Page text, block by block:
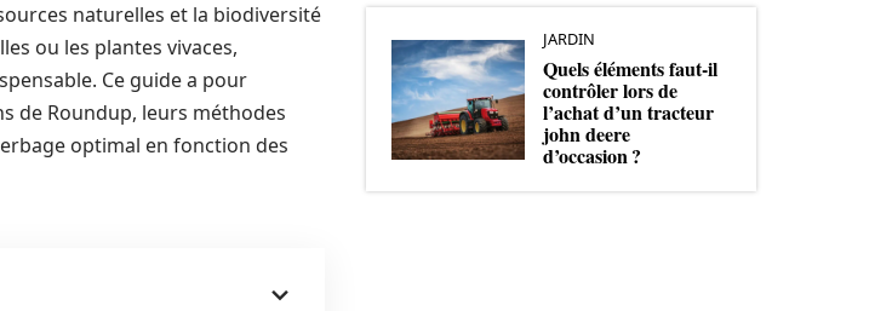
naturelles et la biodiversité
ou les plantes vivaces,
Ce guide a pour
de Roundup, leurs méthodes
optimal en fonction des
JARDIN
Quels éléments faut-il
contrôler lors de
l’achat d’un tracteur
john deere
d’occasion ?